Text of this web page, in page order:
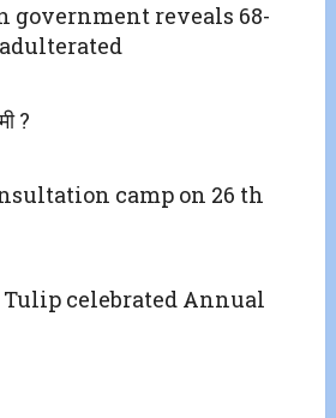
government reveals 68-
?
camp on 26 th
celebrated Annual